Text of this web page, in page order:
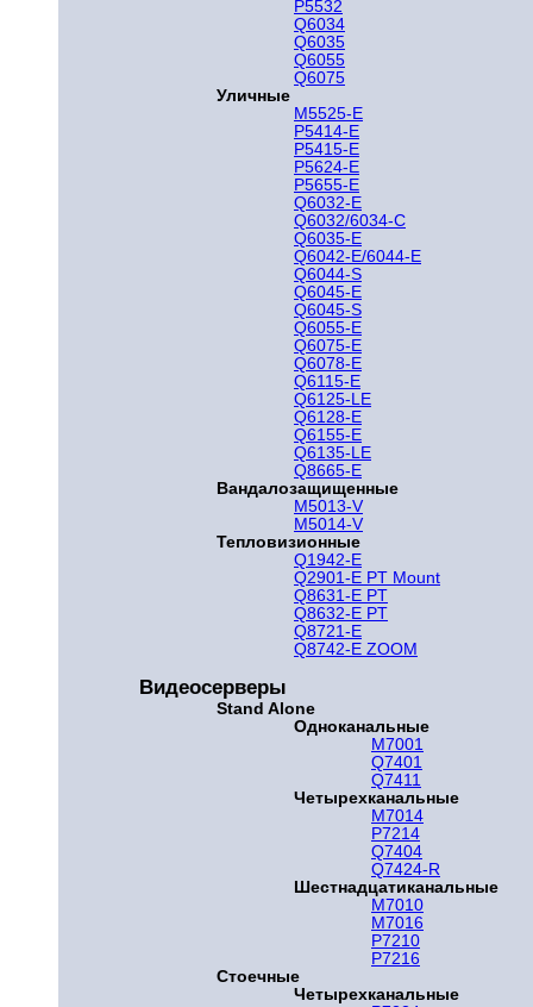
P5532
Q6034
Q6035
Q6055
Q6075
Уличные
M5525-E
P5414-E
P5415-E
P5624-E
P5655-E
Q6032-E
Q6032/6034-C
Q6035-E
Q6042-E/6044-E
Q6044-S
Q6045-E
Q6045-S
Q6055-E
Q6075-E
Q6078-E
Q6115-E
Q6125-LE
Q6128-E
Q6155-E
Q6135-LE
Q8665-E
Вандалозащищенные
M5013-V
M5014-V
Тепловизионные
Q1942-E
Q2901-E PT Mount
Q8631-E PT
Q8632-E PT
Q8721-E
Q8742-E ZOOM
Видеосерверы
Stand Alone
Одноканальные
M7001
Q7401
Q7411
Четырехканальные
M7014
P7214
Q7404
Q7424-R
Шестнадцатиканальные
M7010
M7016
P7210
P7216
Стоечные
Четырехканальные